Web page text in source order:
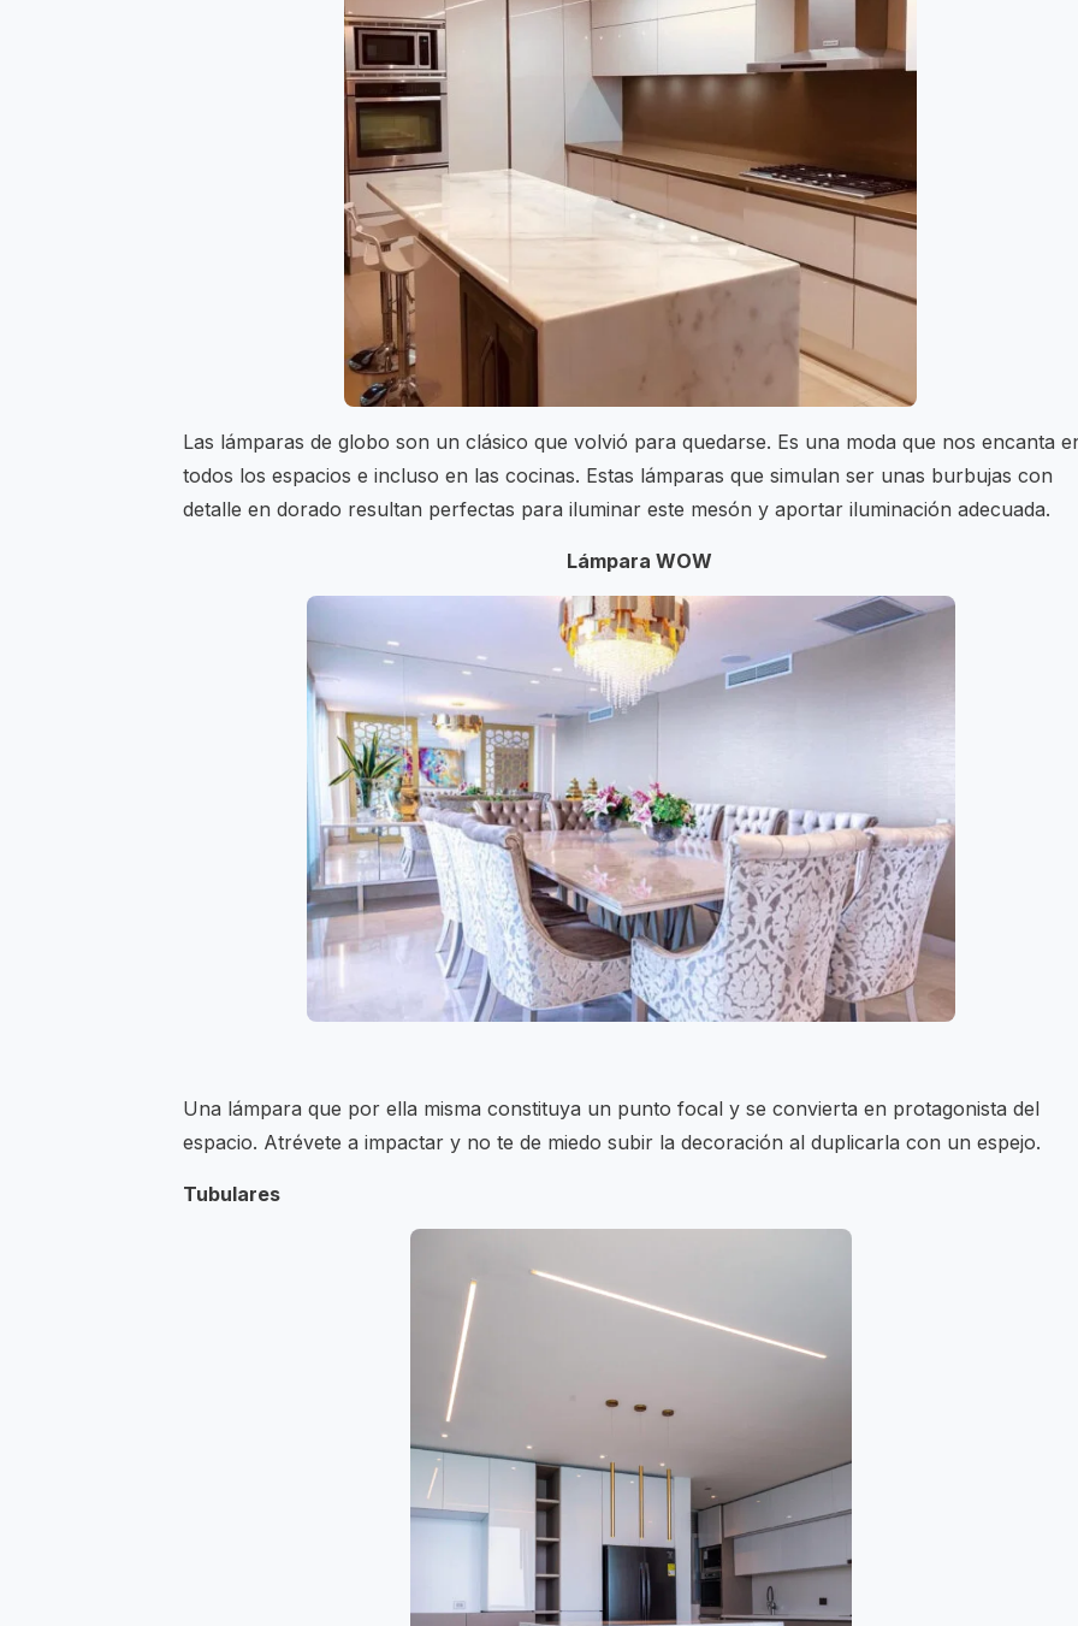
Las lámparas de globo son un clásico que volvió para quedarse. Es una moda que nos encanta
todos los espacios e incluso en las cocinas. Estas lámparas que simulan ser unas burbujas con
detalle en dorado resultan perfectas para iluminar este mesón y aportar iluminación adecuada.
Lámpara WOW
Una lámpara que por ella misma constituya un punto focal y se convierta en protagonista del
espacio. Atrévete a impactar y no te de miedo subir la decoración al duplicarla con un espejo.
Tubulares